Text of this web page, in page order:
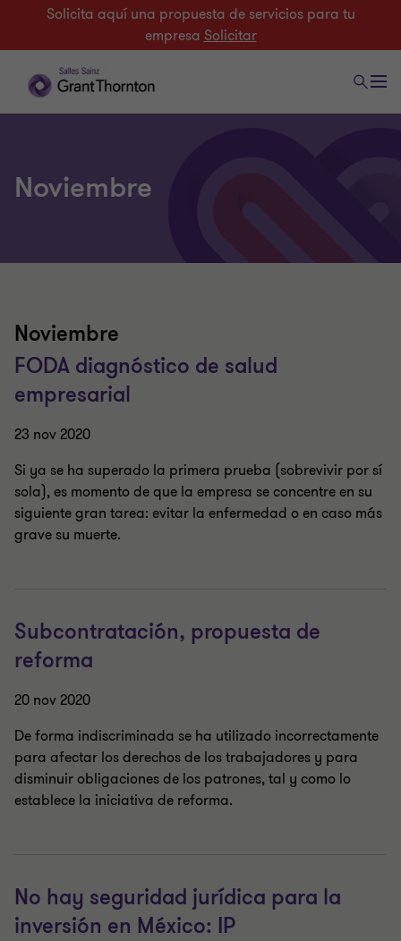
Solicita aquí una propuesta de servicios para tu
empresa Solicitar
Noviembre
Noviembre
FODA diagnóstico de salud
empresarial
23 nov 2020
Si ya se ha superado la primera prueba (sobrevivir por sí
sola), es momento de que la empresa se concentre en su
siguiente gran tarea: evitar la enfermedad o en caso más
grave su muerte.
Subcontratación, propuesta de
reforma
20 nov 2020
De forma indiscriminada se ha utilizado incorrectamente
para afectar los derechos de los trabajadores y para
disminuir obligaciones de los patrones, tal y como lo
establece la iniciativa de reforma.
No hay seguridad jurídica para la
inversión en México: IP